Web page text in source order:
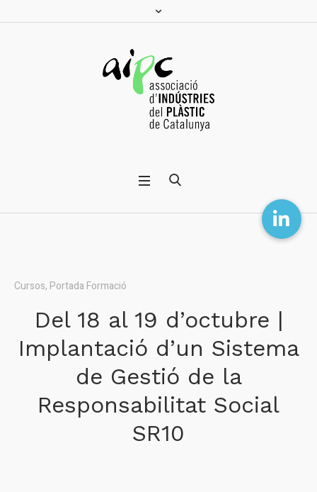
Cursos, Portada Formació
Del 18 al 19 d’octubre |
Implantació d’un Sistema
de Gestió de la
Responsabilitat Social
SR10